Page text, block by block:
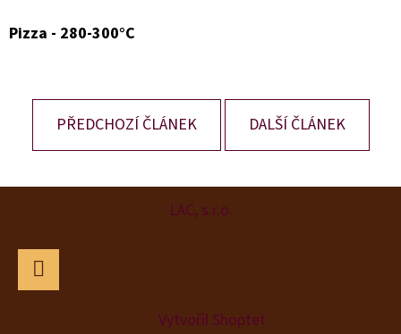
Pizza - 280-300°C
PŘEDCHOZÍ ČLÁNEK DALŠÍ ČLÁNEK
LAC, s.r.o.
Vytvořil Shoptet